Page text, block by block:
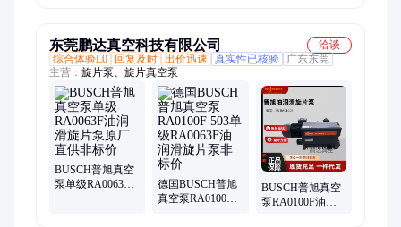
东莞鹏达真空科技有限公司
洽谈
综合体验L0
回复及时 出价迅速 真实性已核验
广东东莞
主营： 旋片泵、旋片真空泵
BUSCH普旭真空
泵单级RA0063F
德国BUSCH普旭
真空泵RA0100F
BUSCH普旭真空
泵RA0100F油润